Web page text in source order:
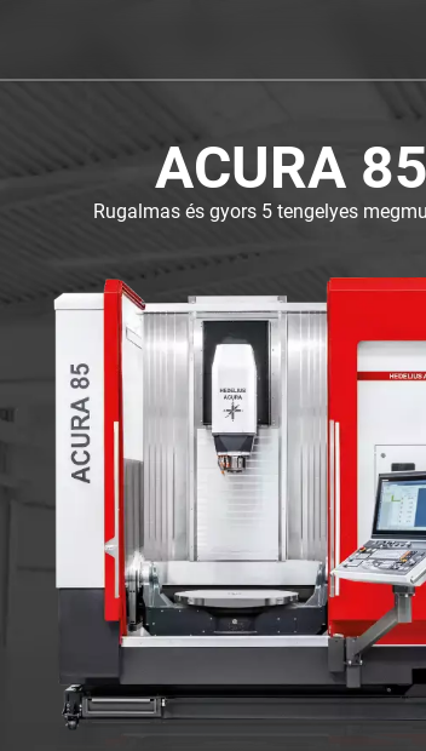
ACURA 85
Rugalmas és gyors 5 tengelyes